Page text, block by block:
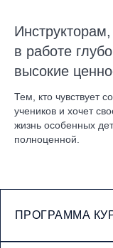
в работе
высокие
Тем, кто чувствует
учеников и хочет
жизнь особенных
полноценной.
ПРОГРАММА